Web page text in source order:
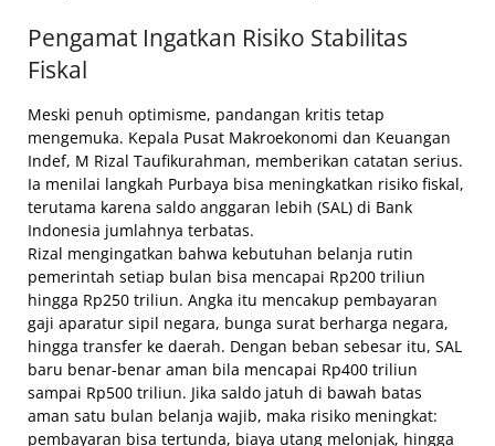
Pengamat Ingatkan Risiko Stabilitas
Fiskal
Meski penuh optimisme, pandangan kritis tetap
mengemuka. Kepala Pusat Makroekonomi dan Keuangan
Indef, M Rizal Taufikurahman, memberikan catatan serius.
Ia menilai langkah Purbaya bisa meningkatkan risiko fiskal,
terutama karena saldo anggaran lebih (SAL) di Bank
Indonesia jumlahnya terbatas.
Rizal mengingatkan bahwa kebutuhan belanja rutin
pemerintah setiap bulan bisa mencapai Rp200 triliun
hingga Rp250 triliun. Angka itu mencakup pembayaran
gaji aparatur sipil negara, bunga surat berharga negara,
hingga transfer ke daerah. Dengan beban sebesar itu, SAL
baru benar-benar aman bila mencapai Rp400 triliun
sampai Rp500 triliun. Jika saldo jatuh di bawah batas
aman satu bulan belanja wajib, maka risiko meningkat:
pembayaran bisa tertunda, biaya utang melonjak, hingga